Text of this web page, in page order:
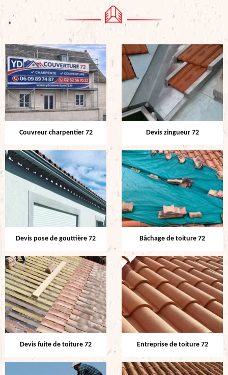
Couvreur charpentier 72 Devis zingueur 72
Devis pose de gouttière 72 Bâchage de toiture 72
Devis fuite de toiture 72 Entreprise de toiture 72